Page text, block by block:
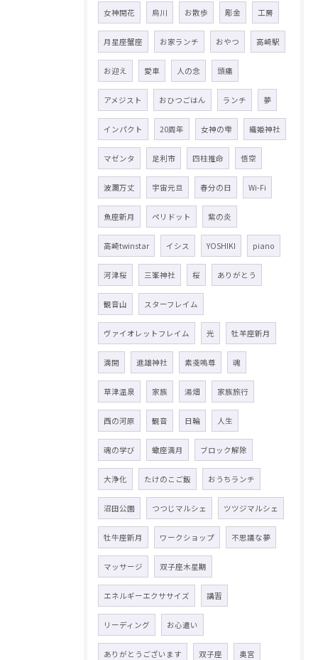
女神開花 烏川 お散歩 彫金 工房
月星座蟹座 お家ランチ おやつ 高崎駅
お迎え 愛車 人の念 頭痛
アメジスト おひつごはん ランチ 夢
インパクト 20周年 女神の雫 織姫神社
マゼンタ 足利市 四柱推命 悟空
波瀾万丈 宇宙元旦 春分の日 Wi-Fi
魚座新月 ペリドット 紫の炎
高崎twinstar イシス YOSHIKI piano
河津桜 三峯神社 桜 ありがとう
観音山 スターフレイム
ヴァイオレットフレイム 光 牡羊座新月
満開 進雄神社 素戔嗚尊 魂
草津温泉 家族 湯畑 家族旅行
西の河原 観音 日輪 人生
魂の学び 蠍座満月 ブロック解除
大浄化 たけのこご飯 おうちランチ
沼田公園 つつじマルシェ ツツジマルシェ
牡牛座新月 ワークショップ 不思議な夢
マッサージ 双子座木星期
エネルギーエクササイズ 講習
リーディング お心遣い
ありがとうございます 双子座 奥宮